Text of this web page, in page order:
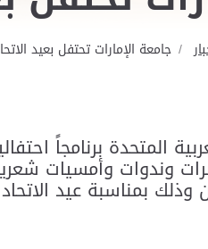
جامعة الإمارات تحتفل بعيد الاتحاد الـ51
المتحدة برنامجاً
وندوات وأمسيات شعرية
الـ 51 لدولة الإمارات العربية